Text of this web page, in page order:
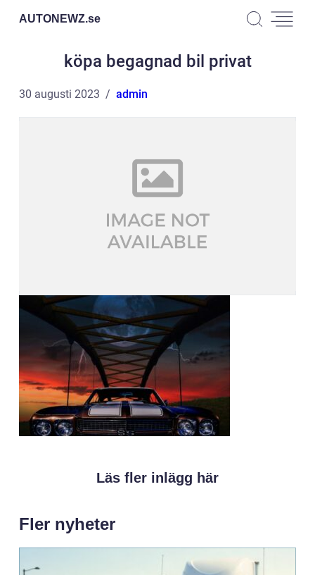
AUTONEWZ.se
köpa begagnad bil privat
30 augusti 2023 admin
Läs fler inlägg här
Fler nyheter